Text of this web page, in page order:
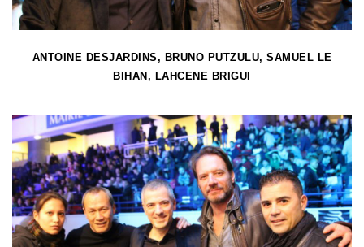
ANTOINE DESJARDINS, BRUNO PUTZULU, SAMUEL LE
BIHAN, LAHCENE BRIGUI